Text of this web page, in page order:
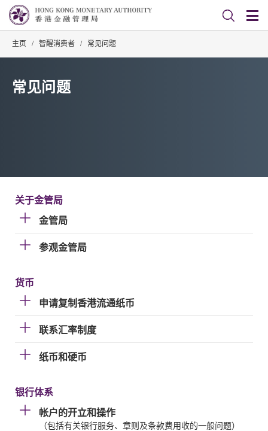
主页 / 智醒消费者 / 常见问题
常见问题
关于金管局
金管局
参观金管局
货币
申请复制香港流通纸币
联系汇率制度
纸币和硬币
银行体系
帐户的开立和操作
（包括有关银行服务、章则及条款费用收的一般问题）